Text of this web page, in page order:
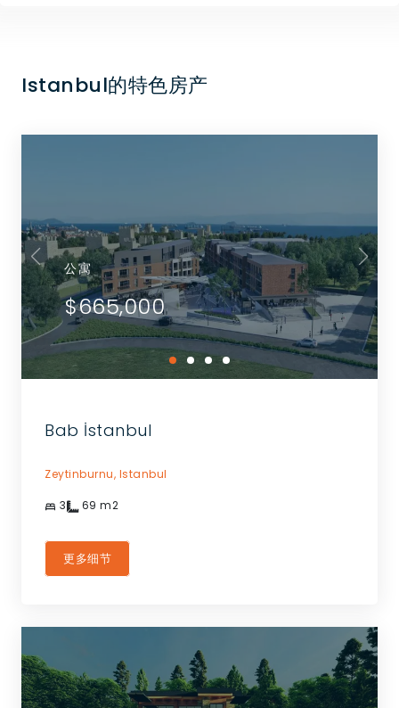
Istanbul的特色房产
公寓
$665,000
Bab İstanbul
Zeytinburnu, Istanbul
3 69 m2
更多细节